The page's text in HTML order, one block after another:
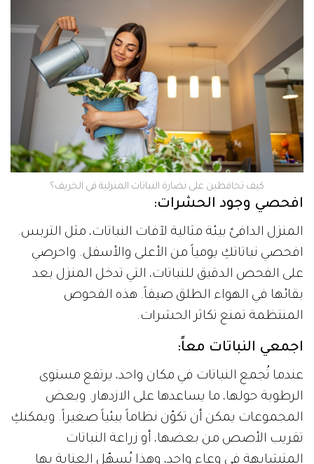
كيف تحافظين على نضارة النباتات المنزلية في الخريف؟
افحصي وجود الحشرات:
المنزل الدافئ بيئة مثالية لآفات النباتات، مثل التربس.
افحصي نباتاتكِ يومياً من الأعلى والأسفل. واحرصي
على الفحص الدقيق للنباتات، التي تدخل المنزل بعد
بقائها في الهواء الطلق صيفاً. هذه الفحوص
المنتظمة تمنع تكاثر الحشرات.
اجمعي النباتات معاً:
عندما تُجمع النباتات في مكان واحد، يرتفع مستوى
الرطوبة حولها، ما يساعدها على الازدهار. وبعض
المجموعات يمكن أن تكوّن نظاماً بيئياً صغيراً. ويمكنكِ
تقريب الأصص من بعضها، أو زراعة النباتات
المتشابهة في وعاء واحد، وهذا يُسهّل العناية بها